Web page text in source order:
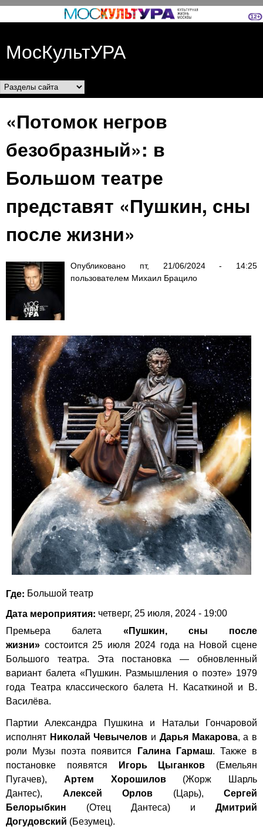
Перейти к основному
МосКультУРА
Разделы сайта
«Потомок негров
безобразный»: в
Большом театре
представят «Пушкин, сны
после жизни»
Опубликовано пт, 21/06/2024 - 14:25
пользователем Михаил Брацило
Где: Большой театр
Дата мероприятия: четверг, 25 июля, 2024 - 19:00
Премьера балета «Пушкин, сны после
жизни» состоится 25 июля 2024 года на Новой сцене
Большого театра. Эта постановка — обновленный
вариант балета «Пушкин. Размышления о поэте» 1979
года Театра классического балета Н. Касаткиной и В.
Василёва.
Партии Александра Пушкина и Натальи Гончаровой
исполнят Николай Чевычелов и Дарья Макарова, а в
роли Музы поэта появится
Галина Гармаш. Также в
постановке появятся
Игорь Цыганков (Емельян
Пугачев), Артем Хорошилов(Жорж Шарль
Дантес), Алексей Орлов (Царь), Сергей
Белорыбкин (Отец Дантеса) и Дмитрий
Догудовский (Безумец).